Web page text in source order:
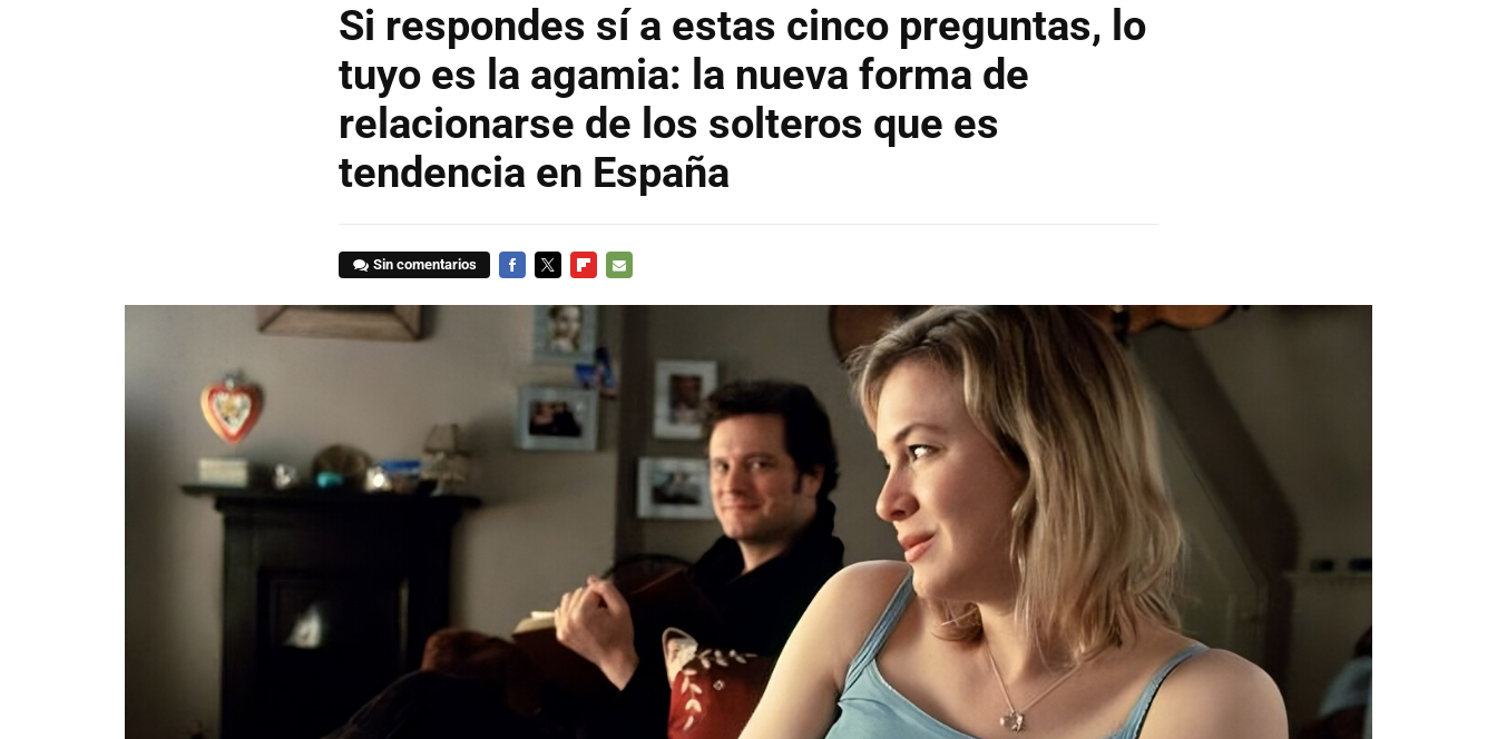
Si respondes sí a estas cinco preguntas, lo
tuyo es la agamia: la nueva forma de
relacionarse de los solteros que es
tendencia en España
Sin comentarios